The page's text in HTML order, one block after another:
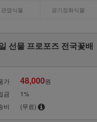
관엽식물 공기정화식물
선물 프로포즈 전국꽃배
가 48,000원
금
1%
비
(무료)